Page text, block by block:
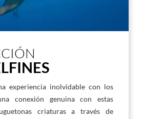
experiencia inolvidable con los
conexión genuina con estas
criaturas a través de